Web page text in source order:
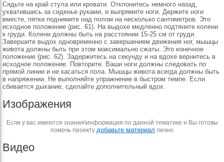
Сядьте на край стула или кровати. Отклонитесь немного назад,
ухватившись за сиденье руками, и выпрямите ноги. Держите ноги
вместе, пятки поднимите над полом на несколько сантиметров. Это
исходное положение (рис. 61). На выдохе медленно подтяните колени
к груди. Колени должны быть на расстоянии 15-25 см от груди.
Завершите выдох одновременно с завершением движения ног, мышцы
живота должны быть при этом максимально сжаты. Это конечное
положение (рис. 62). Задержитесь на секунду и на вдохе вернитесь в
исходное положение. Повторите. Ваши ноги должны следовать по
прямой линии и не касаться пола. Мышцы живота всегда должны быть
в напряжении. Не выполняйте упражнение в быстром темпе. Если
сбивается дыхание, сделайте дополнительный вдох.
Изображения
Если у вас имеются знания\информация по данной тематике и Вы готовы
помочь проекту добавьте материал лично
Видео